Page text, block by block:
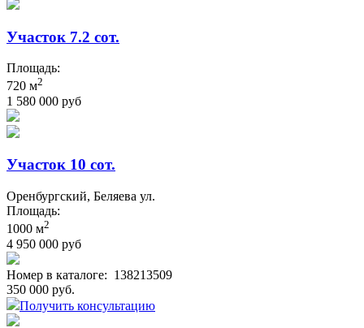
Участок 7.2 сот.
Площадь:
720 м2
1 580 000 руб
Участок 10 сот.
Оренбургский, Беляева ул.
Площадь:
1000 м2
4 950 000 руб
Номер в каталоге: 138213509
350 000 руб.
Получить консультацию